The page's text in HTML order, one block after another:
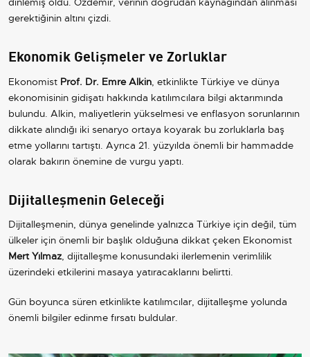
gerektiğinin altını çizdi.
Ekonomik Gelişmeler ve Zorluklar
Ekonomist Prof. Dr. Emre Alkin, etkinlikte Türkiye ve dünya
ekonomisinin gidişatı hakkında katılımcılara bilgi aktarımında
bulundu. Alkin, maliyetlerin yükselmesi ve enflasyon sorunlarının
dikkate alındığı iki senaryo ortaya koyarak bu zorluklarla baş
etme yollarını tartıştı. Ayrıca 21. yüzyılda önemli bir hammadde
olarak bakırın önemine de vurgu yaptı.
Dijitalleşmenin Geleceği
Dijitalleşmenin, dünya genelinde yalnızca Türkiye için değil, tüm
ülkeler için önemli bir başlık olduğuna dikkat çeken Ekonomist
Mert Yılmaz, dijitalleşme konusundaki ilerlemenin verimlilik
üzerindeki etkilerini masaya yatıracaklarını belirtti.
Gün boyunca süren etkinlikte katılımcılar, dijitalleşme yolunda
önemli bilgiler edinme fırsatı buldular.